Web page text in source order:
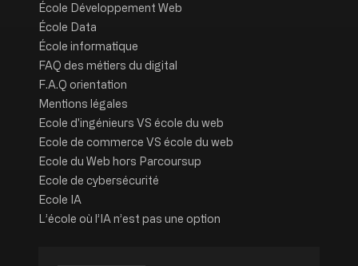
École Développement Web
École Data
École informatique
FAQ des métiers du digital
F.A.Q orientation
Mentions légales
Ecole d'ingénieurs VS école du web
Ecole de commerce VS école du web
Ecole du Web hors Parcoursup
Ecole de cybersécurité
Ecole IA
L’école où l’IA n’est pas une option